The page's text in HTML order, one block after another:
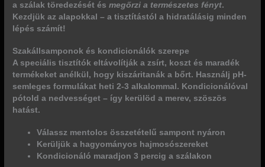
a szálak töredezését ésmegőrzi a természetes fényt.
Kezdjük az alapokkal – a tisztítástól a hidratálásig minden
lépés számít!
Szakállsamponok és kondicionálók szerepe
A speciális tisztítók eltávolítják a zsírt, koszt és maradék
termékeket anélkül, hogy kiszáritanák a bőrt. Használj pH-
semleges formulákat heti 2-3 alkalommal. Kondicionálóval
pótold a nedvességet – így kerülöd a merev, szöszös
hatást.
Válassz mentolos összetételű sampont nyáron
Kerüljük a hagyományos hajmosószereket
Kondicionáló maradjon 3 percig a szálakon